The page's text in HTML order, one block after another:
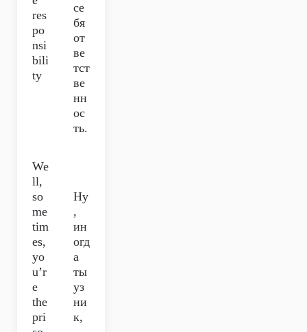
res
po
nsi
bili
ty
се
бя
от
ве
тст
ве
нн
ос
ть.
We
ll,
so
me
tim
es,
yo
u’r
e
the
pri
Ну
,
ин
огд
а
ты
уз
ни
к,